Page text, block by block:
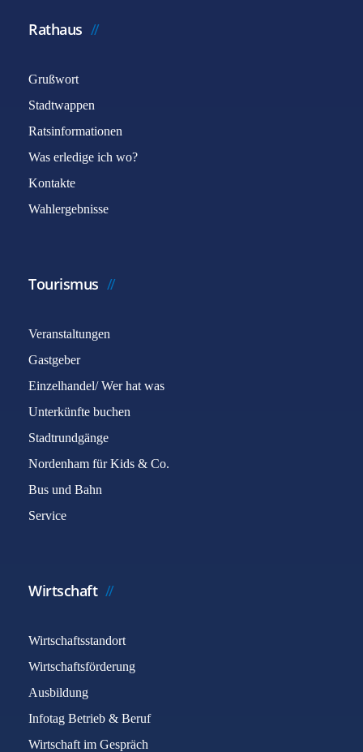
Rathaus
Grußwort
Stadtwappen
Ratsinformationen
Was erledige ich wo?
Kontakte
Wahlergebnisse
Tourismus
Veranstaltungen
Gastgeber
Einzelhandel/ Wer hat was
Unterkünfte buchen
Stadtrundgänge
Nordenham für Kids & Co.
Bus und Bahn
Service
Wirtschaft
Wirtschaftsstandort
Wirtschaftsförderung
Ausbildung
Infotag Betrieb & Beruf
Wirtschaft im Gespräch